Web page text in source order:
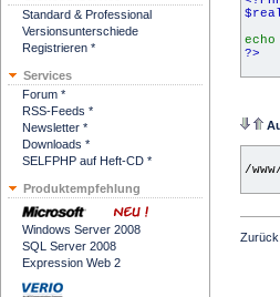
Standard & Professional
Versionsunterschiede
Registrieren *
Services
Forum *
RSS-Feeds *
Newsletter *
Downloads *
SELFPHP auf Heft-CD *
Produktempfehlung
Windows Server 2008
SQL Server 2008
Expression Web 2
echo
?>
/
Zurück: